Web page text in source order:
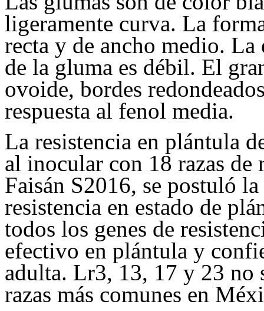
ligeramente curva. La
recta y de ancho medio.
de la gluma es débil. El
ovoide, bordes
respuesta al fenol media.
La resistencia en plántula
al inocular con 18 razas
Faisán S2016, se postuló
resistencia en estado de
todos los genes de
efectivo en plántula y
adulta. Lr3, 13, 17 y 23 no
razas más comunes en